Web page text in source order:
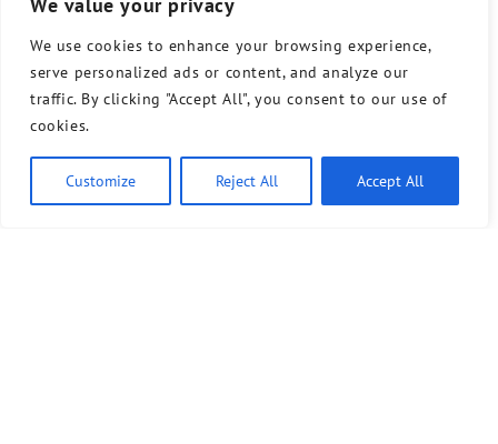
We use cookies to enhance your browsing experience,
serve personalized ads or content, and analyze our
traffic. By clicking "Accept All", you consent to our use of
cookies.
Customize Reject All Accept All